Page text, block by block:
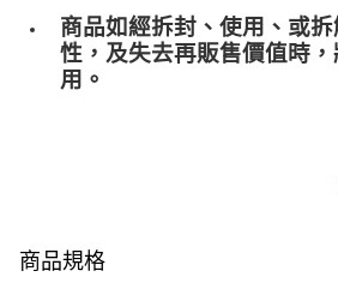
商品如經拆封、使用、或
性，及失去再販售價值時
用。
商品規格